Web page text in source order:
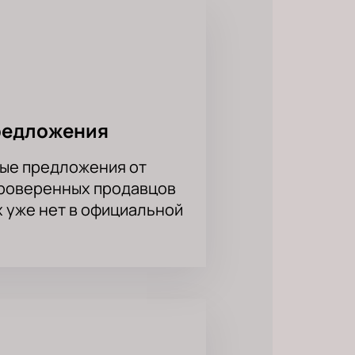
Он ведет популярные
и при этом находит время для
Club», это произвело
резкими высказываниями.
что юмор как явление
– все ранимее и серьезнее, но
укажите количество мест,
по электронной почте.
предложения от
продавцов
нет в официальной